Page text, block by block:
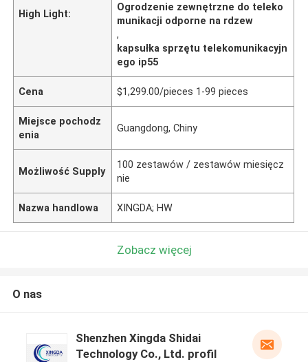
High Light:
Ogrodzenie zewnętrzne do teleko
munikacji odporne na rdzew
,
kapsułka sprzętu telekomunikacyjn
ego ip55
Cena $1,299.00/pieces 1-99 pieces
Miejsce pochodz
enia
Guangdong, Chiny
Możliwość Supply
100 zestawów / zestawów miesięcz
nie
Nazwa handlowa XINGDA; HW
Zobacz więcej
O nas
Shenzhen Xingda Shidai
Technology Co., Ltd. profil